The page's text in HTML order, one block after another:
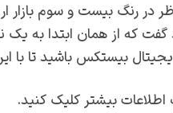
در رنگ بیست و سوم بازار
که از همان ابتدا به یک
بیستکس باشید تا با
بیشتر کلیک کنید.